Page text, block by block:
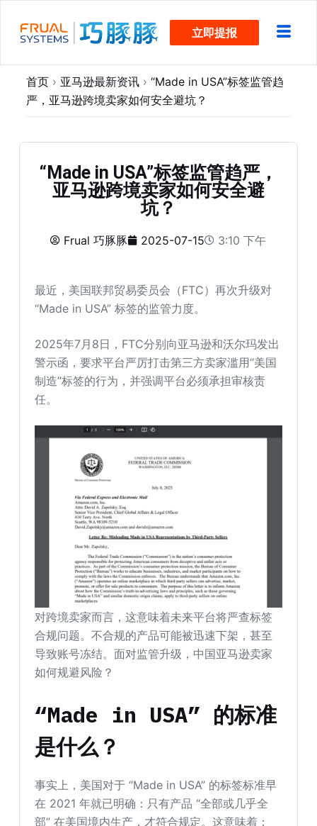
过
立即提报
首页 › 亚马逊最新资讯 › “Made in USA”标签监管趋
严，亚马逊跨境卖家如何安全避坑？
“Made in USA”标签监管趋严，
亚马逊跨境卖家如何安全避
坑？
Frual 巧豚豚 2025-07-15 3:10 下午
最近，美国联邦贸易委员会（FTC）再次升级对
“Made in USA” 标签的监管力度。
2025年7月8日，FTC分别向亚马逊和沃尔玛发出
警示函，要求平台严厉打击第三方卖家滥用“美国
制造”标签的行为，并强调平台必须承担审核责
任。
对跨境卖家而言，这意味着未来平台将严查标签
合规问题。不合规的产品可能被迅速下架，甚至
导致账号冻结。面对监管升级，中国亚马逊卖家
如何规避风险？
“Made in USA” 的标准
是什么 ？
事实上，美国对于 “Made in USA” 的标签标准早
在 2021 年就已明确：只有产品 “全部或几乎全
部” 在美国境内生产，才符合规定。这意味着：